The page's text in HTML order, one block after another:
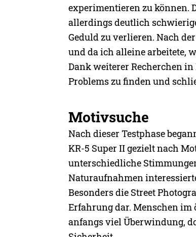
experimentieren zu können.
allerdings deutlich
Geduld zu verlieren. Nach
und da ich alleine arbeitete,
Dank weiterer Recherchen in
Problems zu finden und
Motivsuche
Nach dieser Testphase
KR-5 Super II gezielt nach
unterschiedliche
Naturaufnahmen
Besonders die Street
Erfahrung dar. Menschen im
anfangs viel Überwindung,